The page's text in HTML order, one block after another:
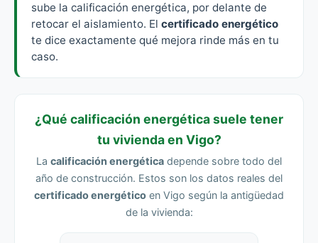
sube la calificación energética, por delante de
retocar el aislamiento. El certificado energético
te dice exactamente qué mejora rinde más en tu
caso.
¿Qué calificación energética suele tener
tu vivienda en Vigo?
La calificación energética depende sobre todo del
año de construcción. Estos son los datos reales del
certificado energético en Vigo según la antigüedad
de la vivienda: